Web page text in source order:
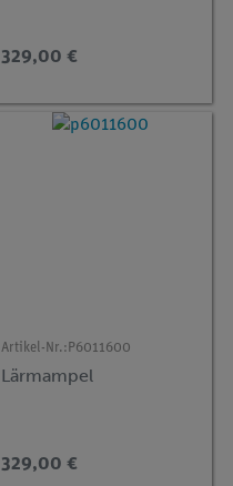
329,00 €
Artikel-Nr.: P6011600
Lärmampel
329,00 €